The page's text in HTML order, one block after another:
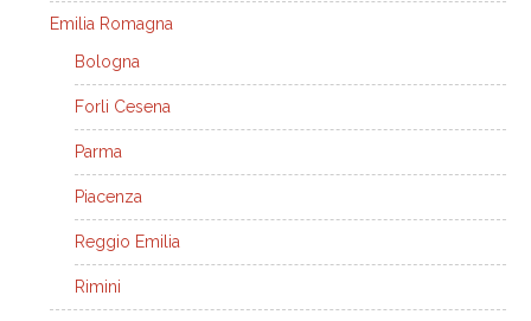
Emilia Romagna
Bologna
Forli Cesena
Parma
Piacenza
Reggio Emilia
Rimini